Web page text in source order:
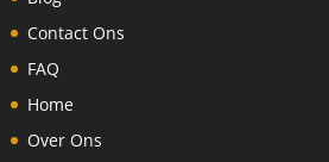
Contact Ons
FAQ
Home
Over Ons